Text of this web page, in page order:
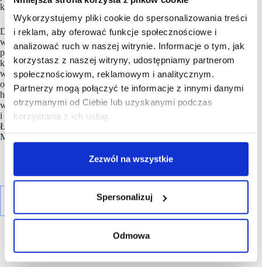
Wykorzystujemy pliki cookie do spersonalizowania treści
i reklam, aby oferować funkcje społecznościowe i
analizować ruch w naszej witrynie. Informacje o tym, jak
korzystasz z naszej witryny, udostępniamy partnerom
społecznościowym, reklamowym i analitycznym.
Partnerzy mogą połączyć te informacje z innymi danymi
otrzymanymi od Ciebie lub uzyskanymi podczas
korzystania z ich usług.
Zezwól na wszystkie
Spersonalizuj
Odmowa
kontekst społeczny oraz środowisko naturalne.
Dzięki wieloletniemu doświadczeniu i specjalistycznej wiedzy
wszystkie działania, niezależnie od wielkości i lokalizacji
poszczególnych nieruchomości, są dopasowane do potrzeb
klienta. Do największych inwestycji firmy należą Manufaktura
w Łodzi oraz Posnania w Poznaniu. Apsys Polska zarządza
obecnie ponad 1 000 000 mkw. GLA w 23 obiektach
handlowych zlokalizowanych w 18 największych miastach
w kraju oraz biurowcem Arkada Business Park w Bydgoszczy
i kompleksem biurowym React zlokalizowanym w centrum
Łodzi. Apsys prowadzi także inwestycję mieszkaniową – Solea
Mieszkania przy Wyścigach na warszawskim Mokotowie.